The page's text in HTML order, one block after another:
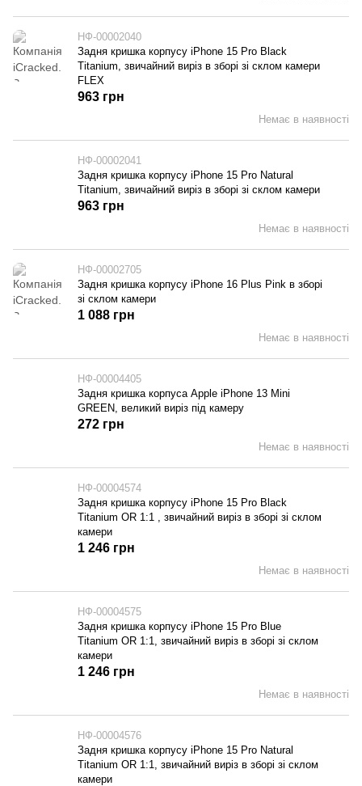
НФ-00002040
Задня кришка корпусу iPhone 15 Pro Black
Titanium, звичайний виріз в зборі зі склом камери
FLEX
Немає в наявності
963 грн
НФ-00002041
Задня кришка корпусу iPhone 15 Pro Natural
Titanium, звичайний виріз в зборі зі склом камери
Немає в наявності
963 грн
НФ-00002705
Задня кришка корпусу iPhone 16 Plus Pink в зборі
зі склом камери
Немає в наявності
1 088 грн
НФ-00004405
Задня кришка корпуса Apple iPhone 13 Mini
GREEN, великий виріз під камеру
Немає в наявності
272 грн
НФ-00004574
Задня кришка корпусу iPhone 15 Pro Black
Titanium OR 1:1 , звичайний виріз в зборі зі склом
камери
Немає в наявності
1 246 грн
НФ-00004575
Задня кришка корпусу iPhone 15 Pro Blue
Titanium OR 1:1, звичайний виріз в зборі зі склом
камери
Немає в наявності
1 246 грн
НФ-00004576
Задня кришка корпусу iPhone 15 Pro Natural
Titanium OR 1:1, звичайний виріз в зборі зі склом
камери